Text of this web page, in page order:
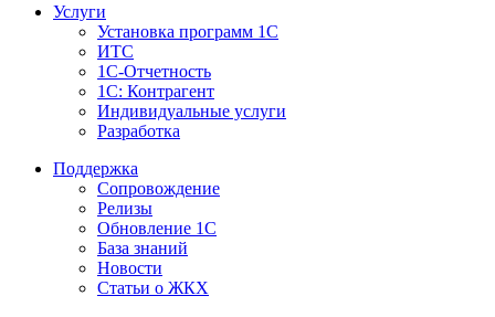
Услуги
Установка программ 1С
ИТС
1С-Отчетность
1С: Контрагент
Индивидуальные услуги
Разработка
Поддержка
Сопровождение
Релизы
Обновление 1С
База знаний
Новости
Статьи о ЖКХ